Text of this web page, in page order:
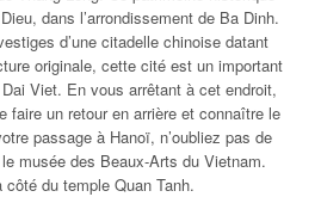
dans l’arrondissement de Ba Dinh.
d’une citadelle chinoise datant
originale, cette cité est un important
Viet. En vous arrêtant à cet endroit,
faire un retour en arrière et connaître le
passage à Hanoï, n’oubliez pas de
musée des Beaux-Arts du Vietnam.
du temple Quan Tanh.